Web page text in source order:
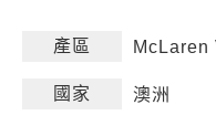
產區
國家 澳洲